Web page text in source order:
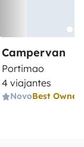
Campervan
Portimao
4 viajantes
NovoBest Owner